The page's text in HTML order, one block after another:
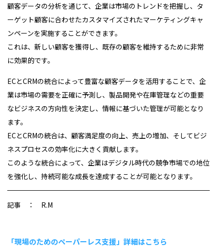
顧客データの分析を通じて、企業は市場のトレンドを把握し、タ
ーゲット顧客に合わせたカスタマイズされたマーケティングキャ
ンペーンを実施することができます。
これは、新しい顧客を獲得し、既存の顧客を維持するために非常
に効果的です。
ECとCRMの統合によって豊富な顧客データを活用することで、企
業は市場の需要を正確に予測し、製品開発や在庫管理などの重要
なビジネスの方向性を決定し、情報に基づいた管理が可能となり
ます。
ECとCRMの統合は、顧客満足度の向上、売上の増加、そしてビジ
ネスプロセスの効率化に大きく貢献します。
このような統合によって、企業はデジタル時代の競争市場での地位
を強化し、持続可能な成長を達成することが可能となります。
記事 ： R.M
「現場のためのペーパーレス支援」詳細はこちら